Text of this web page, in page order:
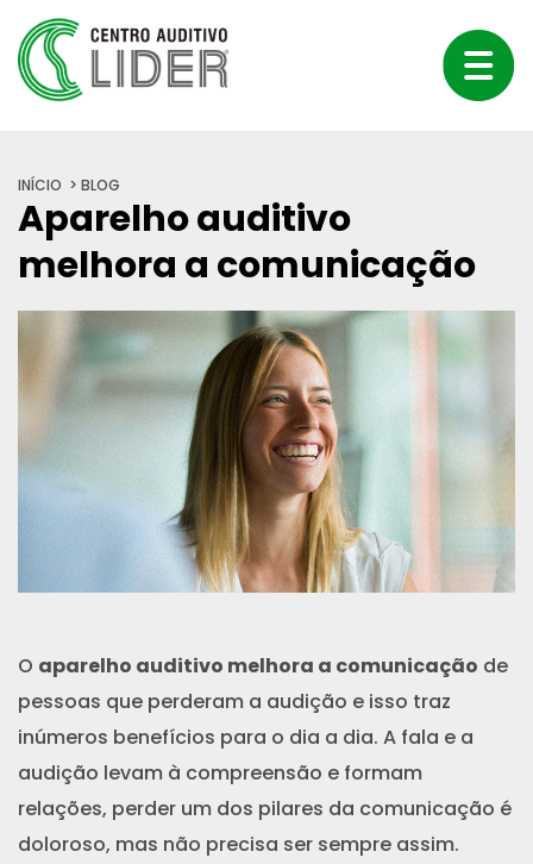
INÍCIO BLOG
Aparelho auditivo
melhora a comunicação
O aparelho auditivo melhora a comunicação de
pessoas que perderam a audição e isso traz
inúmeros benefícios para o dia a dia. A fala e a
audição levam à compreensão e formam
relações, perder um dos pilares da comunicação é
doloroso, mas não precisa ser sempre assim.